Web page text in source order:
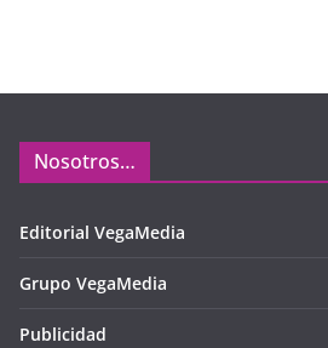
Nosotros…
Editorial VegaMedia
Grupo VegaMedia
Publicidad